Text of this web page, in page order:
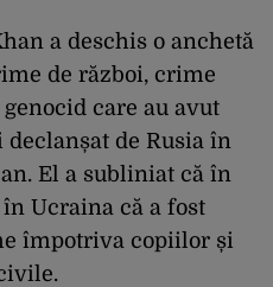
a deschis o anchetă
de război, crime
care au avut
de Rusia în
El a subliniat că în
Ucraina că a fost
împotriva copiilor și